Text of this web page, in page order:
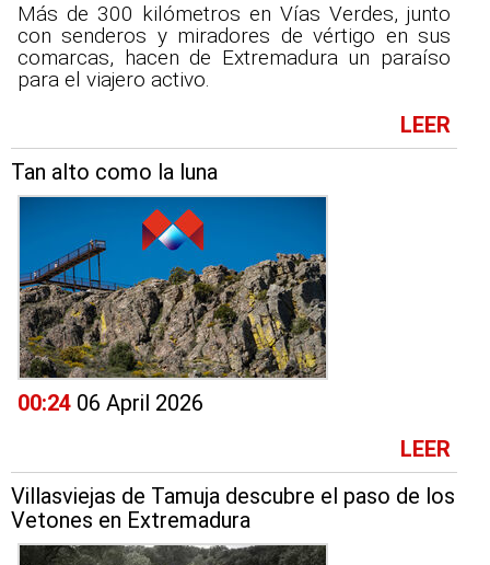
Más de 300 kilómetros en Vías Verdes, junto
con senderos y miradores de vértigo en sus
comarcas, hacen de Extremadura un paraíso
para el viajero activo.
LEER
Tan alto como la luna
00:24 06 April 2026
LEER
Villasviejas de Tamuja descubre el paso de los
Vetones en Extremadura